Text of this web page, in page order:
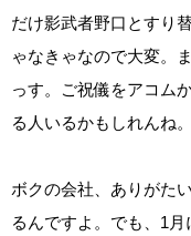
だけ影武者野口とすり
ゃなきゃなので大変。
っす。ご祝儀をアコム
る人いるかもしれんね。
ボクの会社、ありがた
るんですよ。でも、1